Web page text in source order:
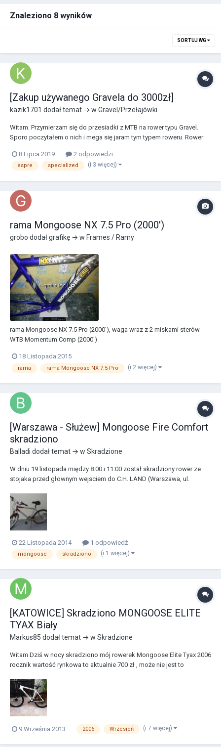
Znaleziono 8 wyników
SORTUJ WG
[Zakup używanego Gravela do 3000zł]
kazik1701 dodał temat → w Gravel/Przełajówki
Witam. Przymierzam się do przesiadki z MTB na rower typu Gravel.
Sporo poczytałem o nich i mega się jaram tym typem roweru. Rower
Zdecydowanie moim faworytem jest Giant Anyroad2. Rozważam też
kilka innych i nie jestem pewny czy każdy z...
8 Lipca 2019 2 odpowiedzi
aspre specialized (i 3 więcej)
rama Mongoose NX 7.5 Pro (2000')
grobo dodał grafikę → w Frames / Ramy
rama Mongoose NX 7.5 Pro (2000'), waga wraz z 2 miskami sterów
WTB Momentum Comp (2000')
18 Listopada 2015
rama rama Mongoose NX 7.5 Pro (i 2 więcej)
[Warszawa - Służew] Mongoose Fire Comfort
skradziono
Balladi dodał temat → w Skradzione
W dniu 19 listopada między 8:00 i 11:00 został skradziony rower ze
stojaka przed głownym wejsciem do C.H. LAND (Warszawa, ul.
Rower : Mongoose Fire Comfort Kolor Ramy: Czerwono-Beżowy •
Różne opony, tyłna: marki „Schwalbe,” 26 cali. •...
22 Listopada 2014 1 odpowiedź
mongoose skradziono (i 1 więcej)
[KATOWICE] Skradziono MONGOOSE ELITE
TYAX Biały
Markus85 dodał temat → w Skradzione
Witam Dziś w nocy skradziono mój rowerek Mongoose Elite Tyax 2006
rocznik wartość rynkowa to aktualnie 700 zł , może nie jest to
Jakiś człowiek podpieprzył mi go spod moich drzwi, na klatce
przecinając linkę 10 mm ..... Rowerek b...
9 Września 2013 2006 Wrzesień (i 7 więcej)